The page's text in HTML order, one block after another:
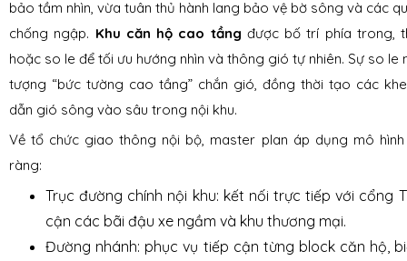
bảo tầm nhìn, vừa tuân thủ hành lang bảo vệ bờ sông và các
chống ngập. Khu căn hộ cao tầng được bố trí phía trong,
hoặc so le để tối ưu hướng nhìn và thông gió tự nhiên. Sự so le
tượng “bức tường cao tầng” chắn gió, đồng thời tạo các
dẫn gió sông vào sâu trong nội khu.
Về tổ chức giao thông nội bộ, master plan áp dụng mô
ràng:
Trục đường chính nội khu: kết nối trực tiếp với cổng
cận các bãi đậu xe ngầm và khu thương mại.
Đường nhánh: phục vụ tiếp cận từng block căn hộ,